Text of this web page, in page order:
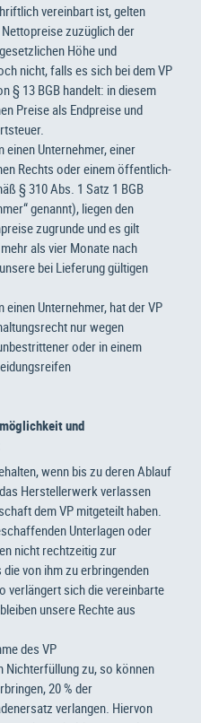
vereinbart ist, gelten
Nettopreise zuzüglich der
Höhe und
nicht, falls es sich bei dem VP
§ 13 BGB handelt: in diesem
Preise als Endpreise und
einen Unternehmer, einer
Rechts oder einem öffentlich-
§ 310 Abs. 1 Satz 1 BGB
genannt), liegen den
zugrunde und es gilt
als vier Monate nach
bei Lieferung gültigen
einen Unternehmer, hat der VP
nur wegen
oder in einem
und
wenn bis zu deren Ablauf
Herstellerwerk verlassen
dem VP mitgeteilt haben.
Unterlagen oder
nicht rechtzeitig zur
von ihm zu erbringenden
verlängert sich die vereinbarte
unsere Rechte aus
des VP
Nichterfüllung zu, so können
20 % der
verlangen. Hiervon